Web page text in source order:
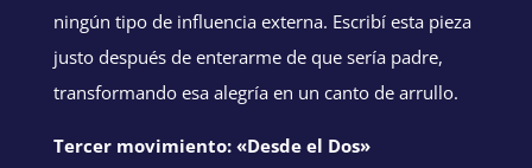
ningún tipo de influencia externa. Escribí esta pieza
justo después de enterarme de que sería padre,
transformando esa alegría en un canto de arrullo.
Tercer movimiento: «Desde el Dos»